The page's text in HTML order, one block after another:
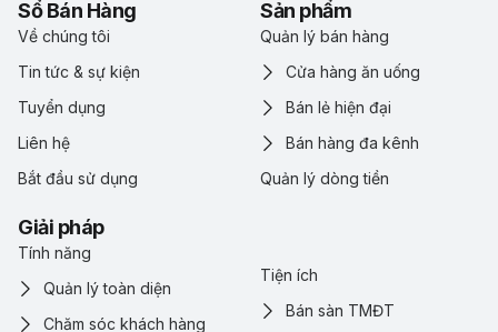
Sổ Bán Hàng
Về chúng tôi
Tin tức & sự kiện
Tuyển dụng
Liên hệ
Bắt đầu sử dụng
Sản phẩm
Quản lý bán hàng
Cửa hàng ăn uống
Bán lẻ hiện đại
Bán hàng đa kênh
Quản lý dòng tiền
Giải pháp
Tính năng
Quản lý toàn diện
Chăm sóc khách hàng
Tiện ích
Bán sàn TMĐT